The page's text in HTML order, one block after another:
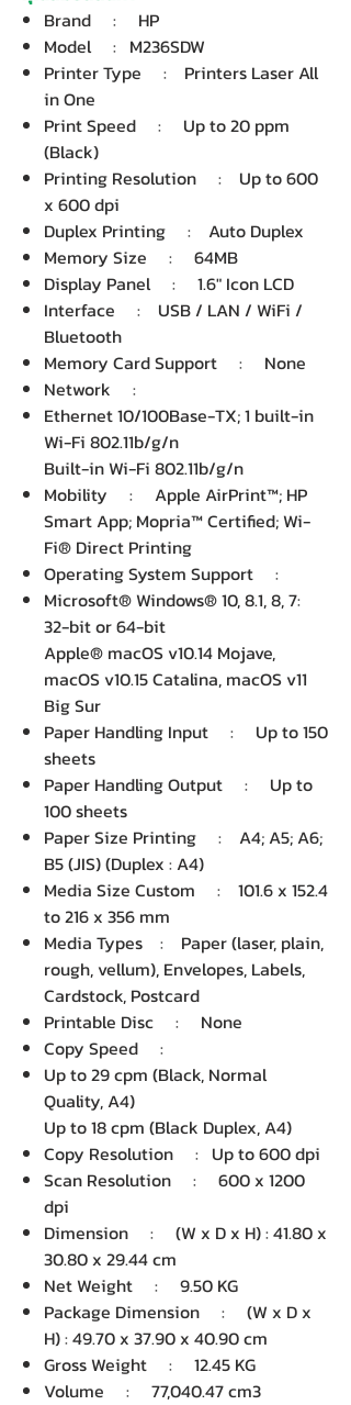
Brand : HP
Model : M236SDW
Printer Type : Printers Laser All
in One
Print Speed : Up to 20 ppm
(Black)
Printing Resolution : Up to 600
x 600 dpi
Duplex Printing : Auto Duplex
Memory Size : 64MB
Display Panel : 1.6" Icon LCD
Interface : USB / LAN / WiFi /
Bluetooth
Memory Card Support : None
Network :
Ethernet 10/100Base-TX; 1 built-in
Wi-Fi 802.11b/g/n
Built-in Wi-Fi 802.11b/g/n
Mobility : Apple AirPrint™; HP
Smart App; Mopria™ Certified; Wi-
Fi® Direct Printing
Operating System Support :
Microsoft® Windows® 10, 8.1, 8, 7:
32-bit or 64-bit
Apple® macOS v10.14 Mojave,
macOS v10.15 Catalina, macOS v11
Big Sur
Paper Handling Input : Up to 150
sheets
Paper Handling Output : Up to
100 sheets
Paper Size Printing : A4; A5; A6;
B5 (JIS) (Duplex : A4)
Media Size Custom : 101.6 x 152.4
to 216 x 356 mm
Media Types : Paper (laser, plain,
rough, vellum), Envelopes, Labels,
Cardstock, Postcard
Printable Disc : None
Copy Speed :
Up to 29 cpm (Black, Normal
Quality, A4)
Up to 18 cpm (Black Duplex, A4)
Copy Resolution : Up to 600 dpi
Scan Resolution : 600 x 1200
dpi
Dimension : (W x D x H) : 41.80 x
30.80 x 29.44 cm
Net Weight : 9.50 KG
Package Dimension : (W x D x
H) : 49.70 x 37.90 x 40.90 cm
Gross Weight : 12.45 KG
Volume : 77,040.47 cm3